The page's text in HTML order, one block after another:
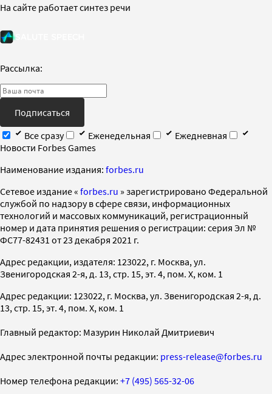
На сайте работает синтез речи
Рассылка:
Подписаться
Все сразу
Еженедельная
Ежедневная
Новости Forbes Games
Наименование издания: forbes.ru
Cетевое издание « forbes.ru » зарегистрировано Федеральной
службой по надзору в сфере связи, информационных
технологий и массовых коммуникаций, регистрационный
номер и дата принятия решения о регистрации: серия Эл №
ФС77-82431 от 23 декабря 2021 г.
Адрес редакции, издателя: 123022, г. Москва, ул.
Звенигородская 2-я, д. 13, стр. 15, эт. 4, пом. X, ком. 1
Адрес редакции: 123022, г. Москва, ул. Звенигородская 2-я, д.
13, стр. 15, эт. 4, пом. X, ком. 1
Главный редактор: Мазурин Николай Дмитриевич
Адрес электронной почты редакции: press-release@forbes.ru
Номер телефона редакции: +7 (495) 565-32-06